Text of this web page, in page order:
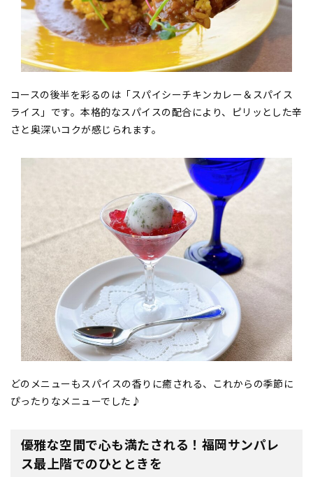
コースの後半を彩るのは「スパイシーチキンカレー＆スパイス
ライス」です。本格的なスパイスの配合により、ピリッとした辛
さと奥深いコクが感じられます。
どのメニューもスパイスの香りに癒される、これからの季節に
ぴったりなメニューでした♪
優雅な空間で心も満たされる！福岡サンパレ
ス最上階でのひとときを